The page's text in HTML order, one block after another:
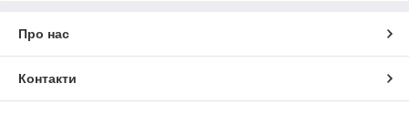
Про нас
Контакти